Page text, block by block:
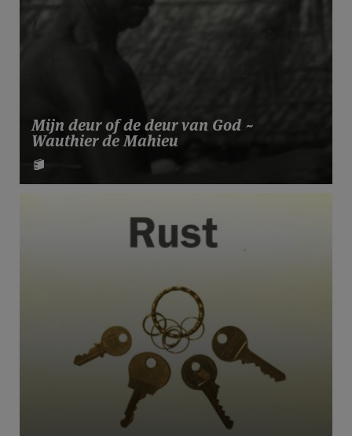
Mijn deur of de deur van God ~
Wauthier de Mahieu